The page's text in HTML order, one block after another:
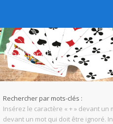
Rechercher
Rechercher par mots-clés :
Insérez le caractère « + » devant un
devant un mot qui doit être ignoré.